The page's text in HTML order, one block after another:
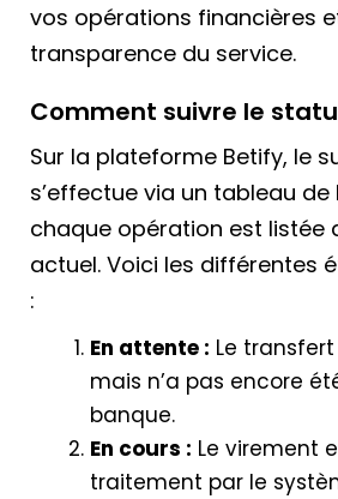
vos opérations financières
transparence du service.
Comment suivre le
Sur la plateforme Betify, le
s’effectue via un tableau
chaque opération est listée
actuel. Voici les différentes
:
En attente : Le
mais n’a pas encore
banque.
En cours : Le virement
traitement par le